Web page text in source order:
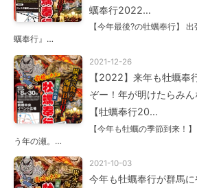
蠣奉行2022…
【今年最後?の牡蠣奉行】
蠣奉行』…
2021-12-26
【2022】来年も牡蠣奉
ぞー！年が明けたらみ
【牡蠣奉行20…
【今年も牡蠣の季節到来！
う年の瀬。…
2021-10-03
今年も牡蠣奉行が群馬